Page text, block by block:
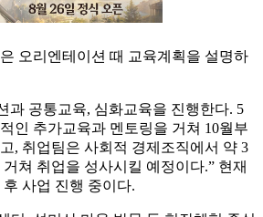
오리엔테이션 때 교육계획을 설명하
과 공통교육, 심화교육을 진행한다. 5
인 추가교육과 멘토링을 거쳐 10월부
, 취업팀은 사회적 경제조직에서 약 3
쳐 취업을 성사시킬 예정이다.” 현재
사업 진행 중이다.